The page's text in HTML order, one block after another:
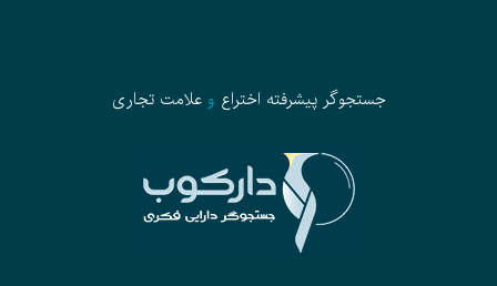
جستجوگر پیشرفته اختراع وعلامت تجاری